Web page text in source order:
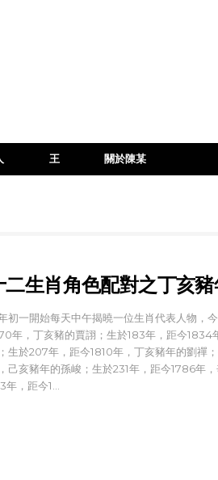
王 關於陳某
二生肖角色配對之丁亥豬
初一開始每天中午揭曉一位生肖代表人物，
年，丁亥豬的賈詡；生於183年，距今1834
生於207年，距今1810年，丁亥豬年的劉禪
己亥豬年的孫峻；生於231年，距今1786年
年，距今1…